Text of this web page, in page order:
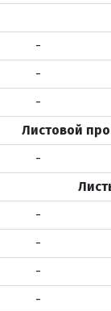
-
-
-
Листовой
-
-
-
-
-